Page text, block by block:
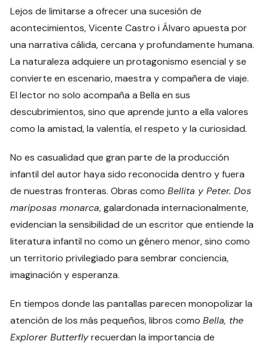
Lejos de limitarse a ofrecer una sucesión de
acontecimientos, Vicente Castro i Álvaro apuesta por
una narrativa cálida, cercana y profundamente humana.
La naturaleza adquiere un protagonismo esencial y se
convierte en escenario, maestra y compañera de viaje.
El lector no solo acompaña a Bella en sus
descubrimientos, sino que aprende junto a ella valores
como la amistad, la valentía, el respeto y la curiosidad.
No es casualidad que gran parte de la producción
infantil del autor haya sido reconocida dentro y fuera
de nuestras fronteras. Obras comoBellita y Peter. Dos
mariposas monarca, galardonada internacionalmente,
evidencian la sensibilidad de un escritor que entiende la
literatura infantil no como un género menor, sino como
un territorio privilegiado para sembrar conciencia,
imaginación y esperanza.
En tiempos donde las pantallas parecen monopolizar la
atención de los más pequeños, libros comoBella, the
Explorer Butterflyrecuerdan la importancia de